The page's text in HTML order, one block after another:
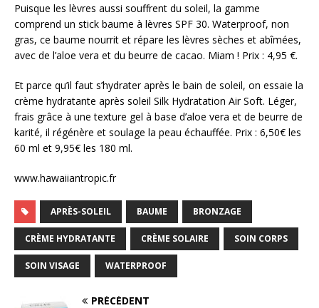
Puisque les lèvres aussi souffrent du soleil, la gamme
comprend un stick baume à lèvres SPF 30. Waterproof, non
gras, ce baume nourrit et répare les lèvres sèches et abîmées,
avec de l’aloe vera et du beurre de cacao. Miam ! Prix : 4,95 €.
Et parce qu’il faut s’hydrater après le bain de soleil, on essaie la
crème hydratante après soleil Silk Hydratation Air Soft. Léger,
frais grâce à une texture gel à base d’aloe vera et de beurre de
karité, il régénère et soulage la peau échauffée. Prix : 6,50€ les
60 ml et 9,95€ les 180 ml.
www.hawaiiantropic.fr
APRÈS-SOLEIL BAUME BRONZAGE
CRÈME HYDRATANTE CRÈME SOLAIRE SOIN CORPS
SOIN VISAGE WATERPROOF
PRÉCÉDENT